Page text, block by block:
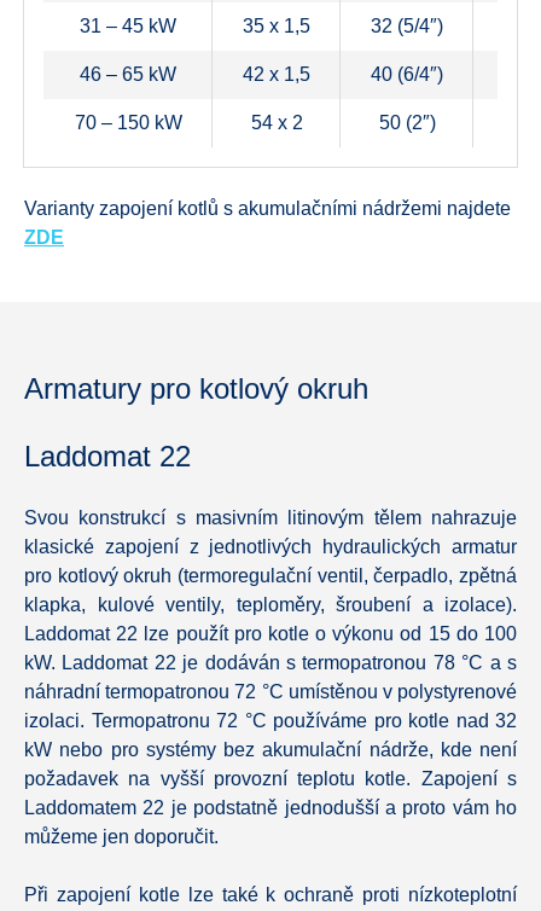
31 – 45 kW 35 x 1,5 32 (5/4″)
46 – 65 kW 42 x 1,5 40 (6/4″)
70 – 150 kW 54 x 2 50 (2″)
Varianty zapojení kotlů s akumulačními nádržemi najdete
ZDE
Armatury pro kotlový okruh
Laddomat 22
Svou konstrukcí s masivním litinovým tělem nahrazuje
klasické zapojení z jednotlivých hydraulických armatur
pro kotlový okruh (termoregulační ventil, čerpadlo, zpětná
klapka, kulové ventily, teploměry, šroubení a izolace).
Laddomat 22 lze použít pro kotle o výkonu od 15 do 100
kW. Laddomat 22 je dodáván s termopatronou 78 °C a s
náhradní termopatronou 72 °C umístěnou v polystyrenové
izolaci. Termopatronu 72 °C používáme pro kotle nad 32
kW nebo pro systémy bez akumulační nádrže, kde není
požadavek na vyšší provozní teplotu kotle. Zapojení s
Laddomatem 22 je podstatně jednodušší a proto vám ho
můžeme jen doporučit.
Při zapojení kotle lze také k ochraně proti nízkoteplotní